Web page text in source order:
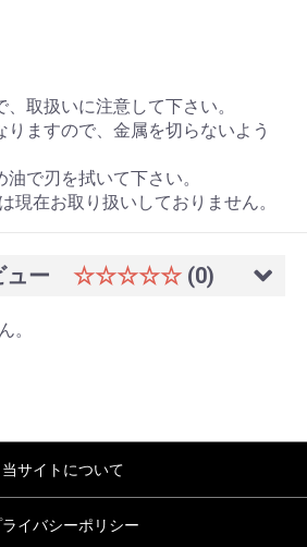
取扱いに注意して下さい。
ますので、金属を切らないよう
で刃を拭いて下さい。
現在お取り扱いしておりません。
ュー ☆☆☆☆☆ (0)
。
当サイトについて
ライバシーポリシー